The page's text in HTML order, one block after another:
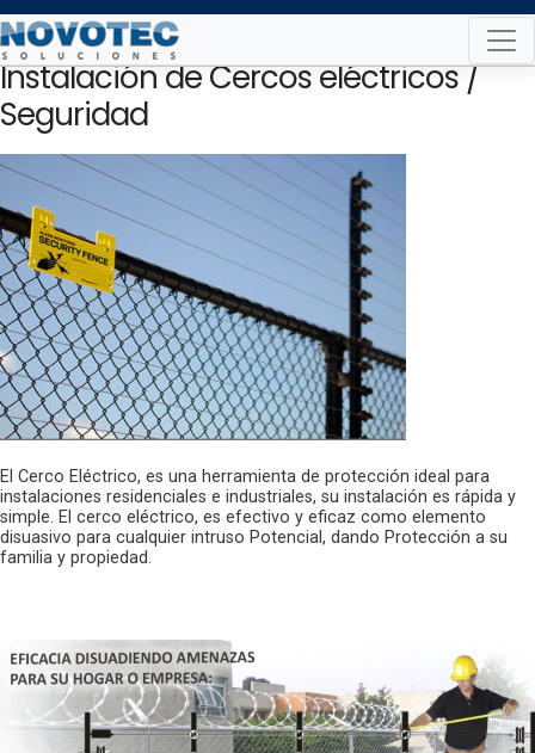
Skip
to
content
Instalación de Cercos eléctricos /
Seguridad
El Cerco Eléctrico, es una herramienta de protección ideal para
instalaciones residenciales e industriales, su instalación es rápida y
simple. El cerco eléctrico, es efectivo y eficaz como elemento
disuasivo para cualquier intruso Potencial, dando Protección a su
familia y propiedad.